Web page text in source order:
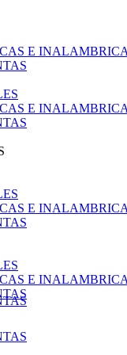
E
E
E
E